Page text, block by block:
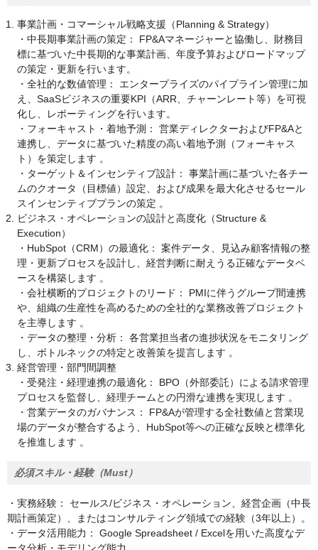
事業計画・コマーシャル戦略支援（Planning & Strategy）
・中長期事業計画の策定： FP&Aマネージャーと協働し、財務目
標に基づいた中長期的な事業計画、年度予算およびロードマップ
の策定・更新を行います。
・全社的な数値管理： エンタープライズのパイプライン管理に加
え、SaaSビジネスの重要KPI（ARR、チャーンレート等）を可視
化し、レポーティングを行います。
・フォーキャスト・着地予測： 営業ディレクターおよびFP&Aと
連携し、データに基づいた精度の高い着地予測（フォーキャス
ト）を策定します 。
・ターゲット＆インセンティブ設計： 事業計画に基づいた各チー
ムのクオータ（目標値）設定、および成果を最大化させるセール
スインセンティブプランの策定 。
ビジネス・オペレーションの設計と高度化（Structure &
Execution）
・HubSpot（CRM）の最適化： 案件データ、見込み顧客情報の整
理・更新プロセスを設計し、経営判断に耐えうる正確なデータベ
ースを構築します 。
・会社横断的プロジェクトのリード： PMIに伴うグループ間連携
や、組織の生産性を高めるための全社的な業務改善プロジェクト
を主導します 。
・データの整理・分析： 各営業担当者の進捗状況をモニタリング
し、ボトルネックの特定と改善策を提言します 。
経営管理・部門間調整
・受発注・経理連携の最適化： BPO（外部委託）による請求管理
プロセスを監督し、経理チームとの円滑な連携を実現します 。
・営業データのガバナンス： FP&Aが管理する全社数値と営業現
場のデータが整合するよう、HubSpot等への正確な反映と標準化
を推進します 。
必須スキル・経験（Must）
・実務経験： セールス/ビジネス・オペレーション、経営企画（中長
期計画策定）、またはコンサルティング領域での経験（3年以上）。
・データ活用能力： Google Spreadsheet / Excelを用いた高度なデ